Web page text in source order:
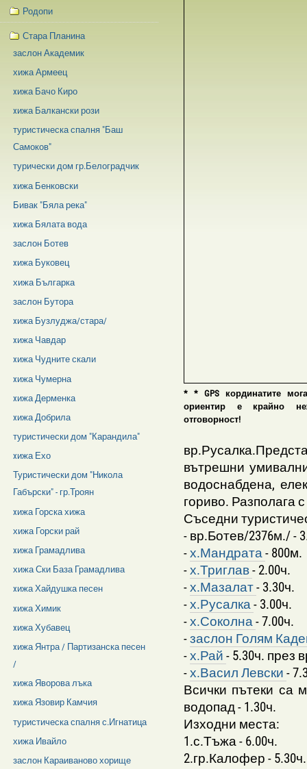
* * GPS кординатите
ориентир е крайно
отговорност!
вътрешни
водоснабдена,
гориво. Разполага
Съседни
- вр.Ботев/2376м./ -
-х.Мандрата- 800м.
-х.Триглав- 2.00ч.
-х.Мазалат- 3.30ч.
-х.Русалка- 3.00ч.
-х.Соколна- 7.00ч.
-заслон Голям
-х.Рай- 5.30ч. през
-х.Васил Левски-
Всички пътеки са
водопад - 1.30ч.
Изходни места:
1.с.Тъжа - 6.00ч.
2.гр.Калофер - 5.30ч.
Родопи
Стара Планина
заслон Академик
хижа Армеец
xижа Бачо Киро
xижа Балкански рози
туристическа спалня "Баш
Самоков"
турически дом гр.Белоградчик
xижа Бенковски
Бивак "Бяла река"
xижа Бялата вода
заслон Ботев
xижа Буковец
хижа Българка
заслон Бутора
xижа Бузлуджа/стара/
xижа Чавдар
xижа Чудните скали
xижа Чумерна
xижа Дерменка
xижа Добрила
туристически дом "Карандила"
xижа Ехо
Туристически дом "Никола
Габърски" - гр.Троян
xижа Горска хижа
хижа Горски рай
xижа Грамадлива
хижа Ски База Грамадлива
xижа Хайдушка песен
xижа Химик
xижа Хубавец
xижа Янтра / Партизанска песен
/
xижа Яворова лъка
xижа Язовир Камчия
туристическа спалня с.Игнатица
хижа Ивайло
заслон Караиваново хорище